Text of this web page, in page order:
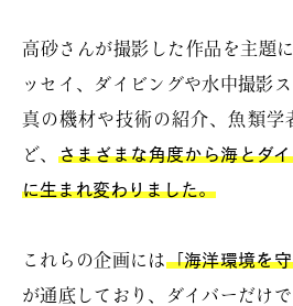
高砂さんが撮影した作品を主題
ッセイ、ダイビングや水中撮影
真の機材や技術の紹介、魚類学
ど、 さまざまな角度から海とダ
に生まれ変わりました。
これらの企画には「海洋環境を
が通底しており、ダイバーだけ